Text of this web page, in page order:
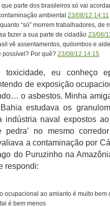
que parte dos brasileiros só vai
ambiental 23/08/12 14:11
“só” morrem trabalhadores, de
fazer a sua parte de cidadão 23/08/
vê assentamentos, quilombos e
possível? Por quê? 23/08/12 14:15
eu conheço
de exposição
o asbestos. Minha
estudava os
indústria naval expostos
pedra’ no mesmo
a contaminação por
do Puruzinho na
respondi:
ocupacional ao amianto é muito bem
é bem menos